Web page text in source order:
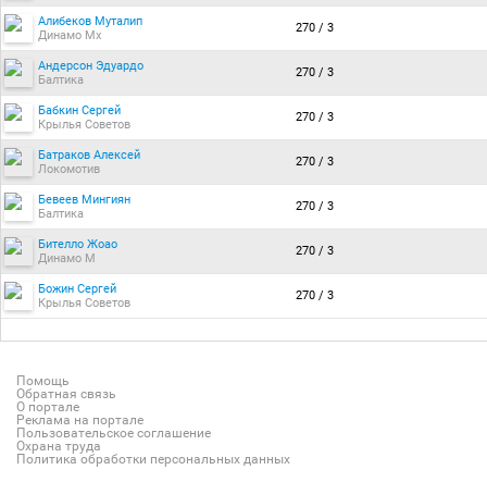
Алибеков Муталип
Динамо Мх
270 / 3
Андерсон Эдуардо
Балтика
270 / 3
Бабкин Сергей
Крылья Советов
270 / 3
Батраков Алексей
Локомотив
270 / 3
Бевеев Мингиян
Балтика
270 / 3
Бителло Жоао
Динамо М
270 / 3
Божин Сергей
Крылья Советов
270 / 3
Помощь
Обратная связь
О портале
Реклама на портале
Пользовательское соглашение
Охрана труда
Политика обработки персональных данных